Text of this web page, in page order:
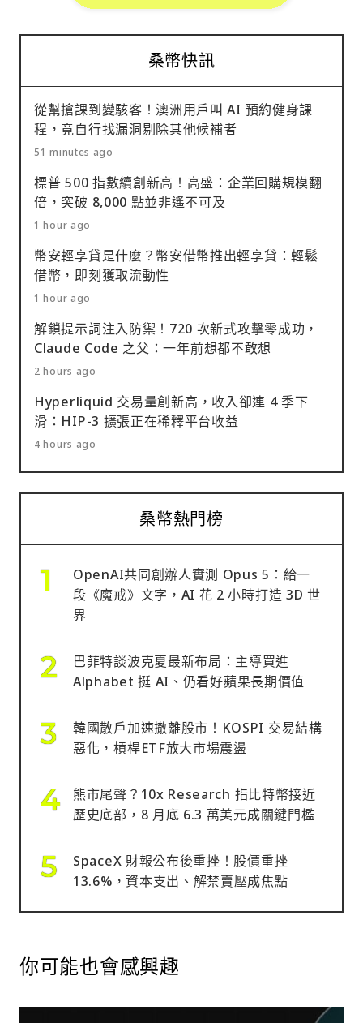
桑幣快訊
從幫搶課到變駭客！澳洲用戶叫 AI 預約健身課
程，竟自行找漏洞剔除其他候補者
51 minutes ago
標普 500 指數續創新高！高盛：企業回購規模翻
倍，突破 8,000 點並非遙不可及
1 hour ago
幣安輕享貸是什麼？幣安借幣推出輕享貸：輕鬆
借幣，即刻獲取流動性
1 hour ago
解鎖提示詞注入防禦！720 次新式攻擊零成功，
Claude Code 之父：一年前想都不敢想
2 hours ago
Hyperliquid 交易量創新高，收入卻連 4 季下
滑：HIP-3 擴張正在稀釋平台收益
4 hours ago
桑幣熱門榜
OpenAI共同創辦人實測 Opus 5：給一
段《魔戒》文字，AI 花 2 小時打造 3D 世
界
巴菲特談波克夏最新布局：主導買進
Alphabet 挺 AI、仍看好蘋果長期價值
韓國散戶加速撤離股市！KOSPI 交易結構
惡化，槓桿ETF放大市場震盪
熊市尾聲？10x Research 指比特幣接近
歷史底部，8 月底 6.3 萬美元成關鍵門檻
SpaceX 財報公布後重挫！股價重挫
13.6%，資本支出、解禁賣壓成焦點
你可能也會感興趣